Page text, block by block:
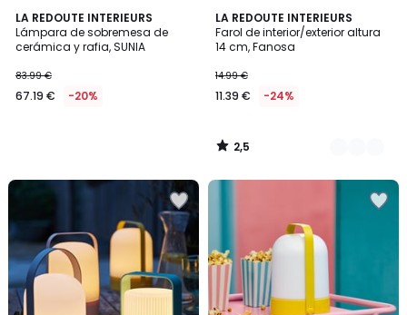
LA REDOUTE INTERIEURS
Lámpara de sobremesa de
cerámica y rafia, SUNIA
83.99 €
67.19 € -20%
LA REDOUTE INTERIEURS
Farol de interior/exterior altura
14 cm, Fanosa
14.99 €
11.39 € -24%
2,5
/ 5
3
Colores
2,5
/